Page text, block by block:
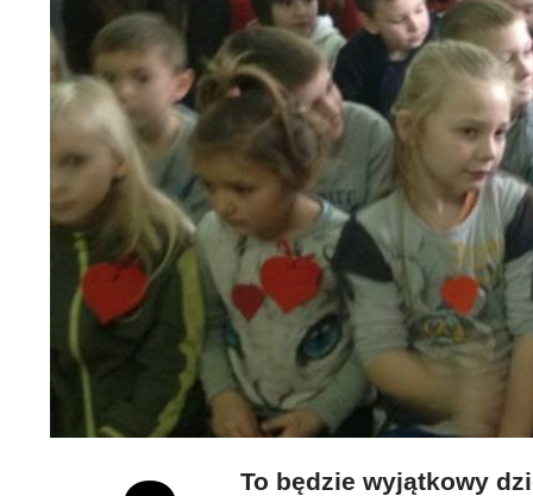
To będzie wyjątkowy